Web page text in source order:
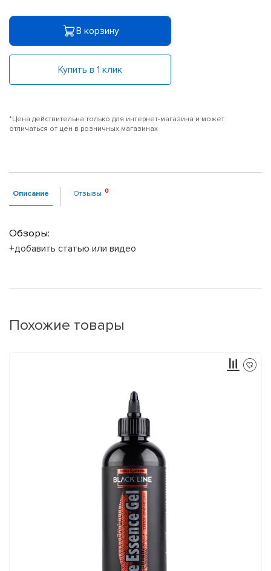
В корзину
Купить в 1 клик
*Цена действительна только для интернет-магазина и может
отличаться от цен в розничных магазинах
Описание Отзывы
Обзоры:
+добавить статью или видео
Похожие товары